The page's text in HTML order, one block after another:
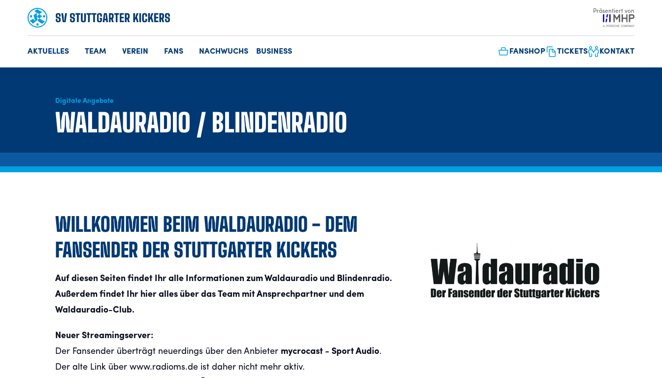
Präsentiert von
AKTUELLES TEAM VEREIN FANS NACHWUCHS BUSINESS FANSHOP TICKETS KONTAKT
Digitale Angebote
WALDAURADIO / BLINDENRADIO
WILLKOMMEN BEIM WALDAURADIO - DEM
FANSENDER DER STUTTGARTER KICKERS
Auf diesen Seiten findet Ihr alle Informationen zum Waldauradio und Blindenradio.
Außerdem findet Ihr hier alles über das Team mit Ansprechpartner und dem
Waldauradio-Club.
Neuer Streamingserver:
Der Fansender überträgt neuerdings über den Anbieter mycrocast - Sport Audio.
Der alte Link über www.radioms.de ist daher nicht mehr aktiv.